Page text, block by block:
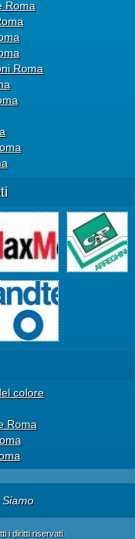
Roma
Roma
colore
Roma
i diritti riservati.